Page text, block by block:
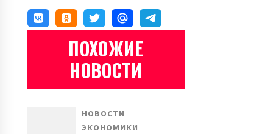
ПОХОЖИЕ
НОВОСТИ
НОВОСТИ
ЭКОНОМИКИ